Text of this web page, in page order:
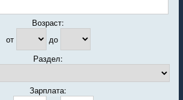
Возраст:
от
до
Раздел:
Зарплата: